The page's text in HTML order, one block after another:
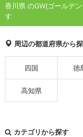
香川県 のGW(ゴールデ
す
周辺の都道府県から
四国 徳
高知県
カテゴリから探す